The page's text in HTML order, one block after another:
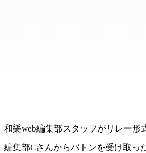
和樂web編集部スタッフがリレー形
編集部Cさんからバトンを受け取っ